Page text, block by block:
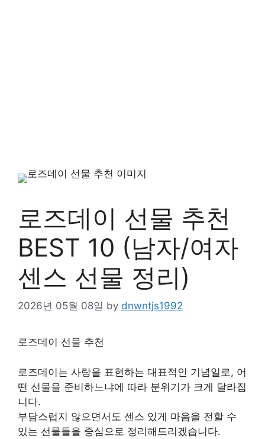
로즈데이 선물 추천
BEST 10 (남자/여자
센스 선물 정리)
2026년 05월 08일 by dnwntjs1992
로즈데이 선물 추천
로즈데이는 사랑을 표현하는 대표적인 기념일로, 어
떤 선물을 준비하느냐에 따라 분위기가 크게 달라집
니다.
부담스럽지 않으면서도 센스 있게 마음을 전할 수
있는 선물들을 중심으로 정리해드리겠습니다.